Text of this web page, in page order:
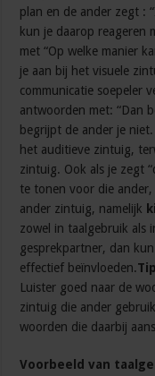
plan en de ander zegt :
kun je daarop reageren
met “Op welke manier
je aan bij het visuele
communicatie soepeler
antwoorden met: “Dan
begrijpt de ander je
het auditieve zintuig,
zintuig. Ook als je zegt
te tonen voor die
ander zintuig, namelijk
zowel in taalgebruik als
gesprekpartner, dan
effectief beïnvloeden.
Luister goed naar de
zintuig die ander
woorden die daarbij
Voorbeeld van